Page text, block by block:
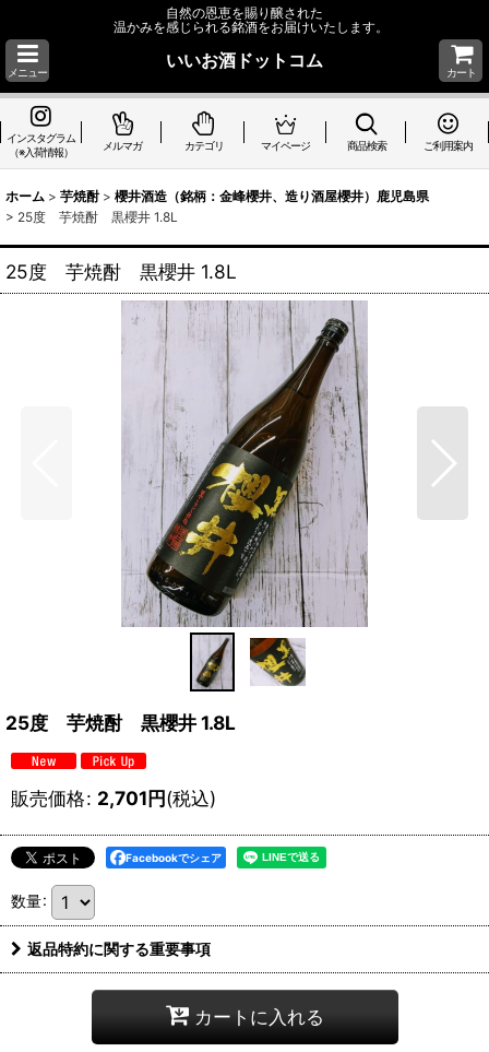
自然の恩恵を賜り醸された
温かみを感じられる銘酒をお届けいたします。
メニュー
いいお酒ドットコム
カート
インスタグラム
（※入荷情報）
メルマガ カテゴリ マイページ 商品検索 ご利用案内
ホーム > 芋焼酎 > 櫻井酒造（銘柄：金峰櫻井、造り酒屋櫻井）鹿児島県
> 25度 芋焼酎 黒櫻井 1.8L
25度 芋焼酎 黒櫻井 1.8L
25度 芋焼酎 黒櫻井 1.8L
販売価格: 2,701円(税込)
Facebookでシェア
数量:
返品特約に関する重要事項
カートに入れる